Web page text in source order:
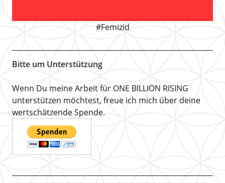
#Femizid
Bitte um Unterstützung
Wenn Du meine Arbeit für ONE BILLION RISING
unterstützen möchtest, freue ich mich über deine
wertschätzende Spende.